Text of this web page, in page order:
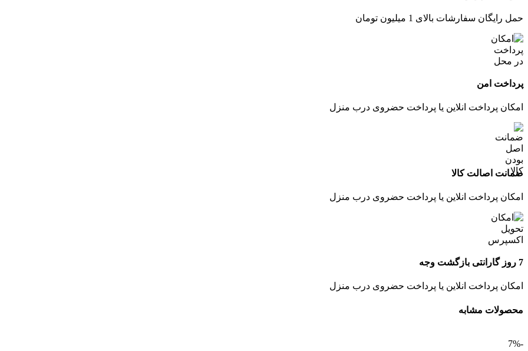
حمل رایگان سفارشات بالای 1 میلیون تومان
پرداخت امن
امکان پرداخت انلاین یا پرداخت حضروی درب منزل
ضمانت اصالت کالا
امکان پرداخت انلاین یا پرداخت حضروی درب منزل
7 روز گارانتی بازگشت وجه
امکان پرداخت انلاین یا پرداخت حضروی درب منزل
محصولات مشابه
-7%